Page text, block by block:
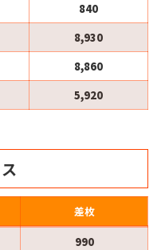
840
8,930
8,860
5,920
差枚
990